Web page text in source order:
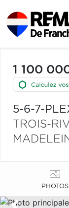
1 100
5-6-7-
TROIS-
PHOTOS